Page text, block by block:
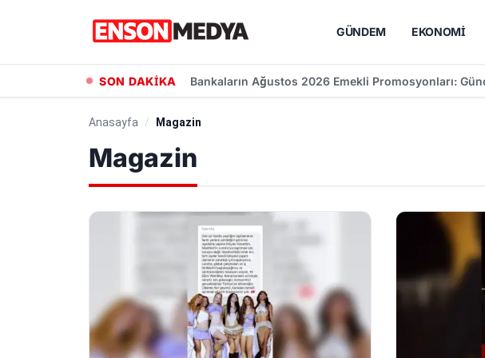
GÜNDEM EKONOMI
SON DAKİKA Kademeli Emeklilik Teklifi: 1999 Sonrası Sigorta
Anasayfa / Magazin
Magazin